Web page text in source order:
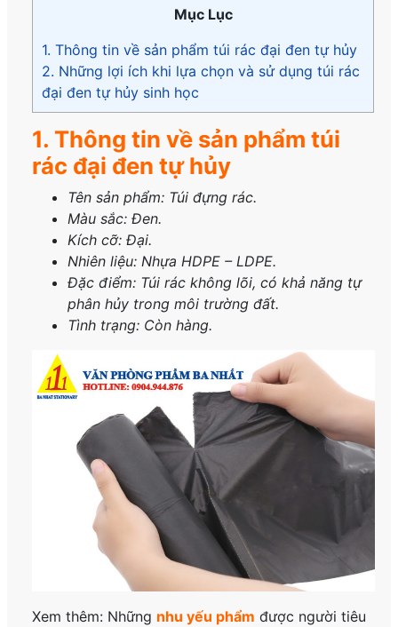
Mục Lục
1. Thông tin về sản phẩm túi rác đại đen tự hủy
2. Những lợi ích khi lựa chọn và sử dụng túi rác
đại đen tự hủy sinh học
1. Thông tin về sản phẩm túi
rác đại đen tự hủy
Tên sản phẩm: Túi đựng rác.
Màu sắc: Đen.
Kích cỡ: Đại.
Nhiên liệu: Nhựa HDPE – LDPE.
Đặc điểm: Túi rác không lõi, có khả năng tự
phân hủy trong môi trường đất.
Tình trạng: Còn hàng.
Xem thêm: Những nhu yếu phẩm được người tiêu